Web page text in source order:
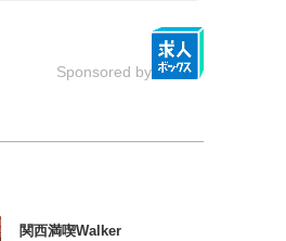
Sponsored by
関西満喫Walker